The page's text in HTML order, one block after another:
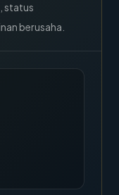
status
berusaha.